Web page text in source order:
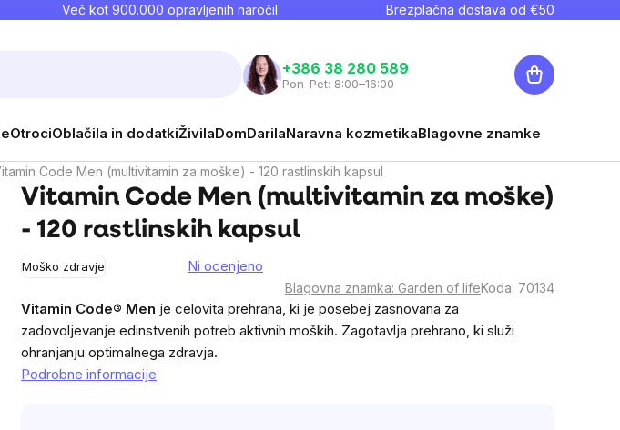
Več kot 900.000 opravljenih naročil Brezplačna dostava od €50
+386 38 280 589
Pon-Pet: 8:00–16:00
Košarica
OtrociOblačila in dodatkiŽivilaDomDarilaNaravna kozmetikaBlagovne znamke
Code Men (multivitamin za moške) - 120 rastlinskih kapsul
Vitamin Code Men (multivitamin za moške)
- 120 rastlinskih kapsul
Moško zdravje
product
rating
is
0,0
Ni ocenjeno
Blagovna znamka: Garden of lifeKoda: 70134
Vitamin Code® Men je celovita prehrana, ki je posebej zasnovana za
zadovoljevanje edinstvenih potreb aktivnih moških. Zagotavlja prehrano, ki služi
ohranjanju optimalnega zdravja.
Podrobne informacije